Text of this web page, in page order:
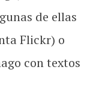
de ellas
Flickr) o
con textos